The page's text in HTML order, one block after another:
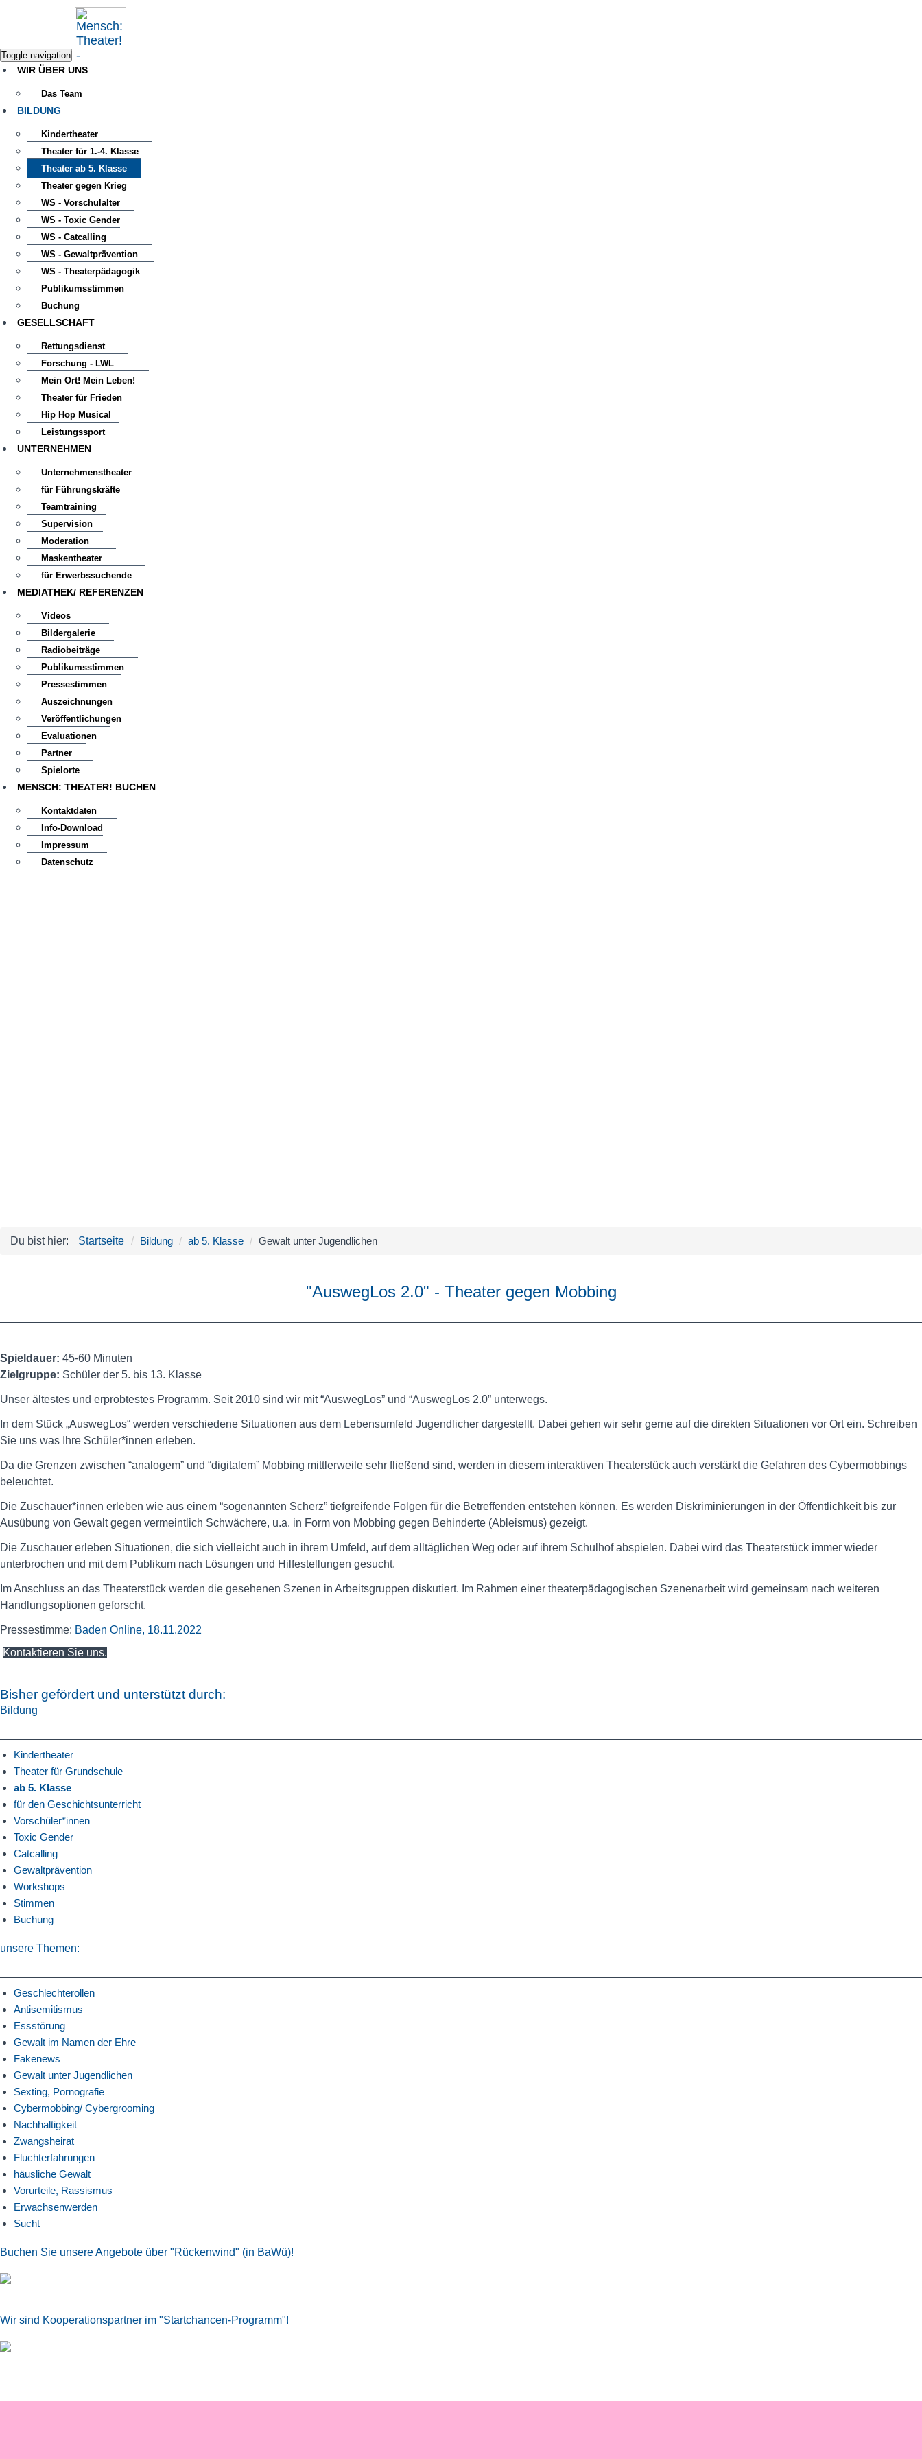
Toggle navigation
WIR ÜBER UNS
Das Team
BILDUNG
Kindertheater
Theater für 1.-4. Klasse
Theater ab 5. Klasse
Theater gegen Krieg
WS - Vorschulalter
WS - Toxic Gender
WS - Catcalling
WS - Gewaltprävention
WS - Theaterpädagogik
Publikumsstimmen
Buchung
GESELLSCHAFT
Rettungsdienst
Forschung - LWL
Mein Ort! Mein Leben!
Theater für Frieden
Hip Hop Musical
Leistungssport
UNTERNEHMEN
Unternehmenstheater
für Führungskräfte
Teamtraining
Supervision
Moderation
Maskentheater
für Erwerbssuchende
MEDIATHEK/ REFERENZEN
Videos
Bildergalerie
Radiobeiträge
Publikumsstimmen
Pressestimmen
Auszeichnungen
Veröffentlichungen
Evaluationen
Partner
Spielorte
MENSCH: THEATER! BUCHEN
Kontaktdaten
Info-Download
Impressum
Datenschutz
Du bist hier: Startseite Bildung ab 5. Klasse Gewalt unter Jugendlichen
"AuswegLos 2.0" - Theater gegen Mobbing
Spieldauer: 45-60 Minuten
Zielgruppe: Schüler der 5. bis 13. Klasse
Unser ältestes und erprobtestes Programm. Seit 2010 sind wir mit “AuswegLos” und “AuswegLos 2.0” unterwegs.
In dem Stück „AuswegLos“ werden verschiedene Situationen aus dem Lebensumfeld Jugendlicher dargestellt. Dabei gehen wir sehr gerne auf die direkten Situationen vor Ort ein. Schreiben
Sie uns was Ihre Schüler*innen erleben.
Da die Grenzen zwischen “analogem” und “digitalem” Mobbing mittlerweile sehr fließend sind, werden in diesem interaktiven Theaterstück auch verstärkt die Gefahren des Cybermobbings
beleuchtet.
Die Zuschauer*innen erleben wie aus einem “sogenannten Scherz” tiefgreifende Folgen für die Betreffenden entstehen können. Es werden Diskriminierungen in der Öffentlichkeit bis zur
Ausübung von Gewalt gegen vermeintlich Schwächere, u.a. in Form von Mobbing gegen Behinderte (Ableismus) gezeigt.
Die Zuschauer erleben Situationen, die sich vielleicht auch in ihrem Umfeld, auf dem alltäglichen Weg oder auf ihrem Schulhof abspielen. Dabei wird das Theaterstück immer wieder
unterbrochen und mit dem Publikum nach Lösungen und Hilfestellungen gesucht.
Im Anschluss an das Theaterstück werden die gesehenen Szenen in Arbeitsgruppen diskutiert. Im Rahmen einer theaterpädagogischen Szenenarbeit wird gemeinsam nach weiteren
Handlungsoptionen geforscht.
Pressestimme: Baden Online, 18.11.2022
Kontaktieren Sie uns.
Bisher gefördert und unterstützt durch:
Bildung
Kindertheater
Theater für Grundschule
ab 5. Klasse
für den Geschichtsunterricht
Vorschüler*innen
Toxic Gender
Catcalling
Gewaltprävention
Workshops
Stimmen
Buchung
unsere Themen:
Geschlechterollen
Antisemitismus
Essstörung
Gewalt im Namen der Ehre
Fakenews
Gewalt unter Jugendlichen
Sexting, Pornografie
Cybermobbing/ Cybergrooming
Nachhaltigkeit
Zwangsheirat
Fluchterfahrungen
häusliche Gewalt
Vorurteile, Rassismus
Erwachsenwerden
Sucht
Buchen Sie unsere Angebote über "Rückenwind" (in BaWü)!
Wir sind Kooperationspartner im "Startchancen-Programm"!